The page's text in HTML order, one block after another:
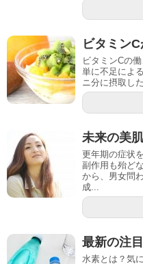
ビタミン
ビタミンCの
単に不足によ
ニ分に摂取し
未来の美
更年期の症状
副作用も殆ど
から、男女問
成...
最新の注
水素とは？気